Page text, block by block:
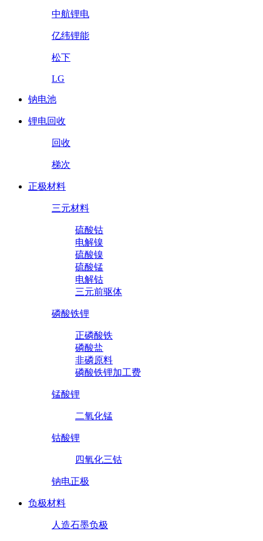
中航锂电
亿纬锂能
松下
LG
钠电池
锂电回收
回收
梯次
正极材料
三元材料
硫酸钴
电解镍
硫酸镍
硫酸锰
电解钴
三元前驱体
磷酸铁锂
正磷酸铁
磷酸盐
非磷原料
磷酸铁锂加工费
锰酸锂
二氧化锰
钴酸锂
四氧化三钴
钠电正极
负极材料
人造石墨负极